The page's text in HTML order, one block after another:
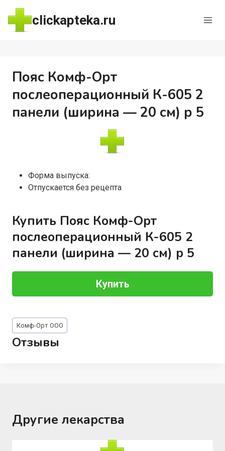
Перейти
содержимому
clickapteka.ru
Пояс Комф-Орт
послеоперационный К-605 2
панели (ширина — 20 см) р 5
Форма выпуска:
Отпускается без рецепта
Купить Пояс Комф-Орт
послеоперационный К-605 2
панели (ширина — 20 см) р 5
Купить
Метки
записи:
Комф-Орт ООО
Отзывы
Другие лекарства